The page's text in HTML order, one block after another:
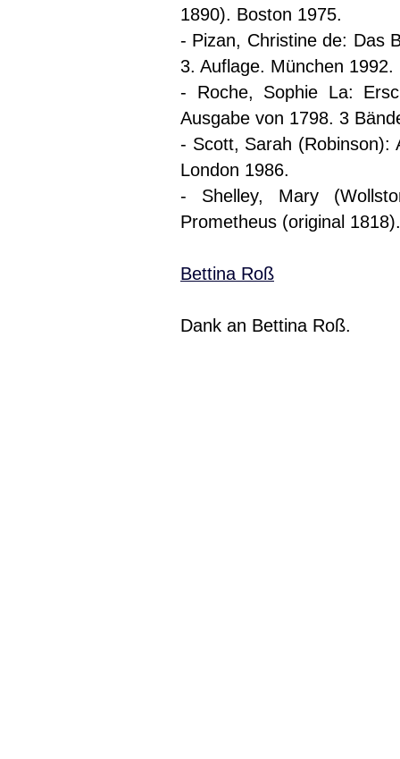
1890). Boston 1975.
- Pizan, Christine de: Das
3. Auflage. München 1992.
- Roche, Sophie La:
Ausgabe von 1798. 3
- Scott, Sarah (Robinson):
London 1986.
- Shelley, Mary
Prometheus (original
Bettina Roß
Dank an Bettina Roß.